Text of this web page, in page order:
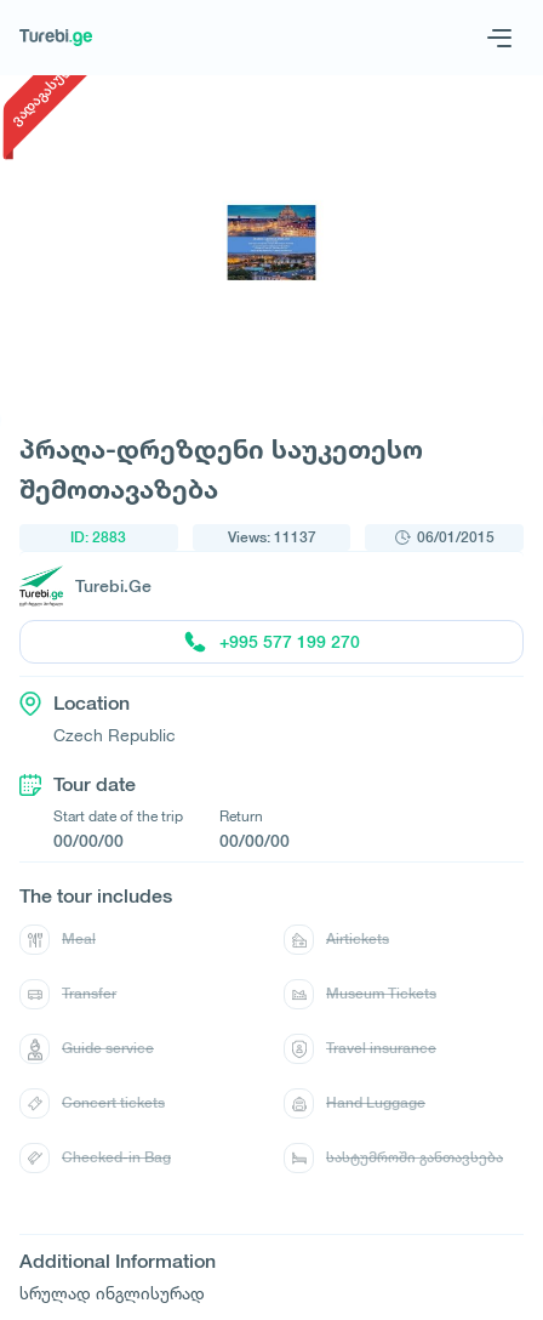
Request a tour
ვადაგასული
პრაღა-დრეზდენი საუკეთესო
შემოთავაზება
ID: 2883 Views: 11137 06/01/2015
Turebi.Ge
+995 577 199 270
Location
Czech Republic
Tour date
Start date of the trip
00/00/00
Return
00/00/00
Additional Information
სრულად ინგლისურად
The tour includes
Meal Airtickets
Transfer Museum Tickets
Guide service Travel insurance
Concert tickets Hand Luggage
Checked-in Bag სასტუმროში განთავსება